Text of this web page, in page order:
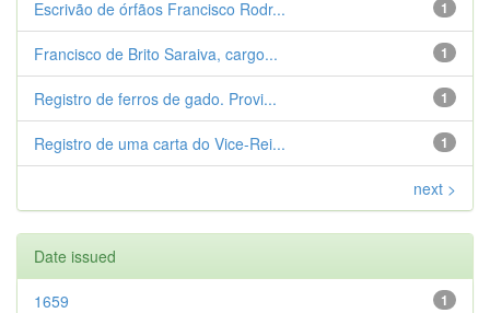
1
Escrivão de órfãos Francisco Rodr...
1
Francisco de Brito Saraiva, cargo...
1
Registro de ferros de gado. Provi...
1
Registro de uma carta do Vice-Rei...
next >
Date issued
1
1659